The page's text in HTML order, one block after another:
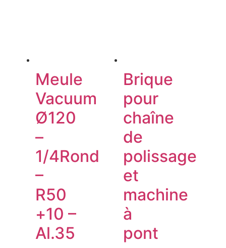
Meule
Vacuum
Ø120
–
1/4Rond
–
R50
+10 –
Al.35
Brique
pour
chaîne
de
polissage
et
machine
à
pont